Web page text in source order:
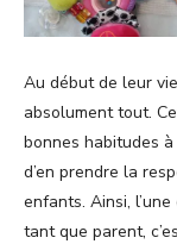
Au début de leur
absolument tout.
bonnes habitudes à
d’en prendre la
enfants. Ainsi,
tant que parent,